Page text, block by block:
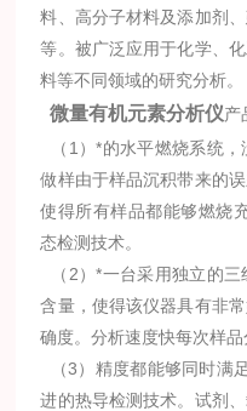
料、高分子材料及添加剂
等。被广泛应用于化学、
料等不同领域的研究分析。
微量有机元素分析仪产
（1）*的水平燃烧系统
做样由于样品沉积带来的
使得所有样品都能够燃烧
态检测技术。
（2）*一台采用独立的
含量，使得该仪器具有非
确度。分析速度快每次样品
（3）精度都能够同时满
进的热导检测技术。试剂